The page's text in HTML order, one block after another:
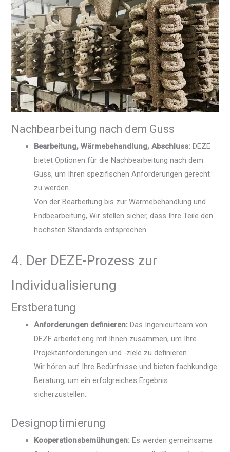
Nachbearbeitung nach dem Guss
Bearbeitung, Wärmebehandlung, Abschluss: DEZE
bietet Optionen für die Nachbearbeitung nach dem
Guss, um Ihren spezifischen Anforderungen gerecht
zu werden.
Von der Bearbeitung bis zur Wärmebehandlung und
Endbearbeitung, Wir stellen sicher, dass Ihre Teile den
höchsten Standards entsprechen.
4. Der DEZE-Prozess zur
Individualisierung
Erstberatung
Anforderungen definieren: Das Ingenieurteam von
DEZE arbeitet eng mit Ihnen zusammen, um Ihre
Projektanforderungen und -ziele zu definieren.
Wir hören auf Ihre Bedürfnisse und bieten fachkundige
Beratung, um ein erfolgreiches Ergebnis
sicherzustellen.
Designoptimierung
Kooperationsbemühungen: Es werden gemeinsame